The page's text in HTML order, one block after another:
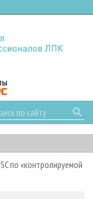
по «контролируемой